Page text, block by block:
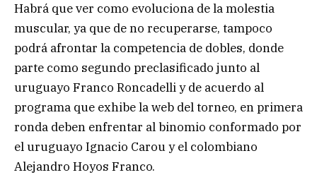
Habrá que ver como evoluciona de la molestia
muscular, ya que de no recuperarse, tampoco
podrá afrontar la competencia de dobles, donde
parte como segundo preclasificado junto al
uruguayo Franco Roncadelli y de acuerdo al
programa que exhibe la web del torneo, en primera
ronda deben enfrentar al binomio conformado por
el uruguayo Ignacio Carou y el colombiano
Alejandro Hoyos Franco.